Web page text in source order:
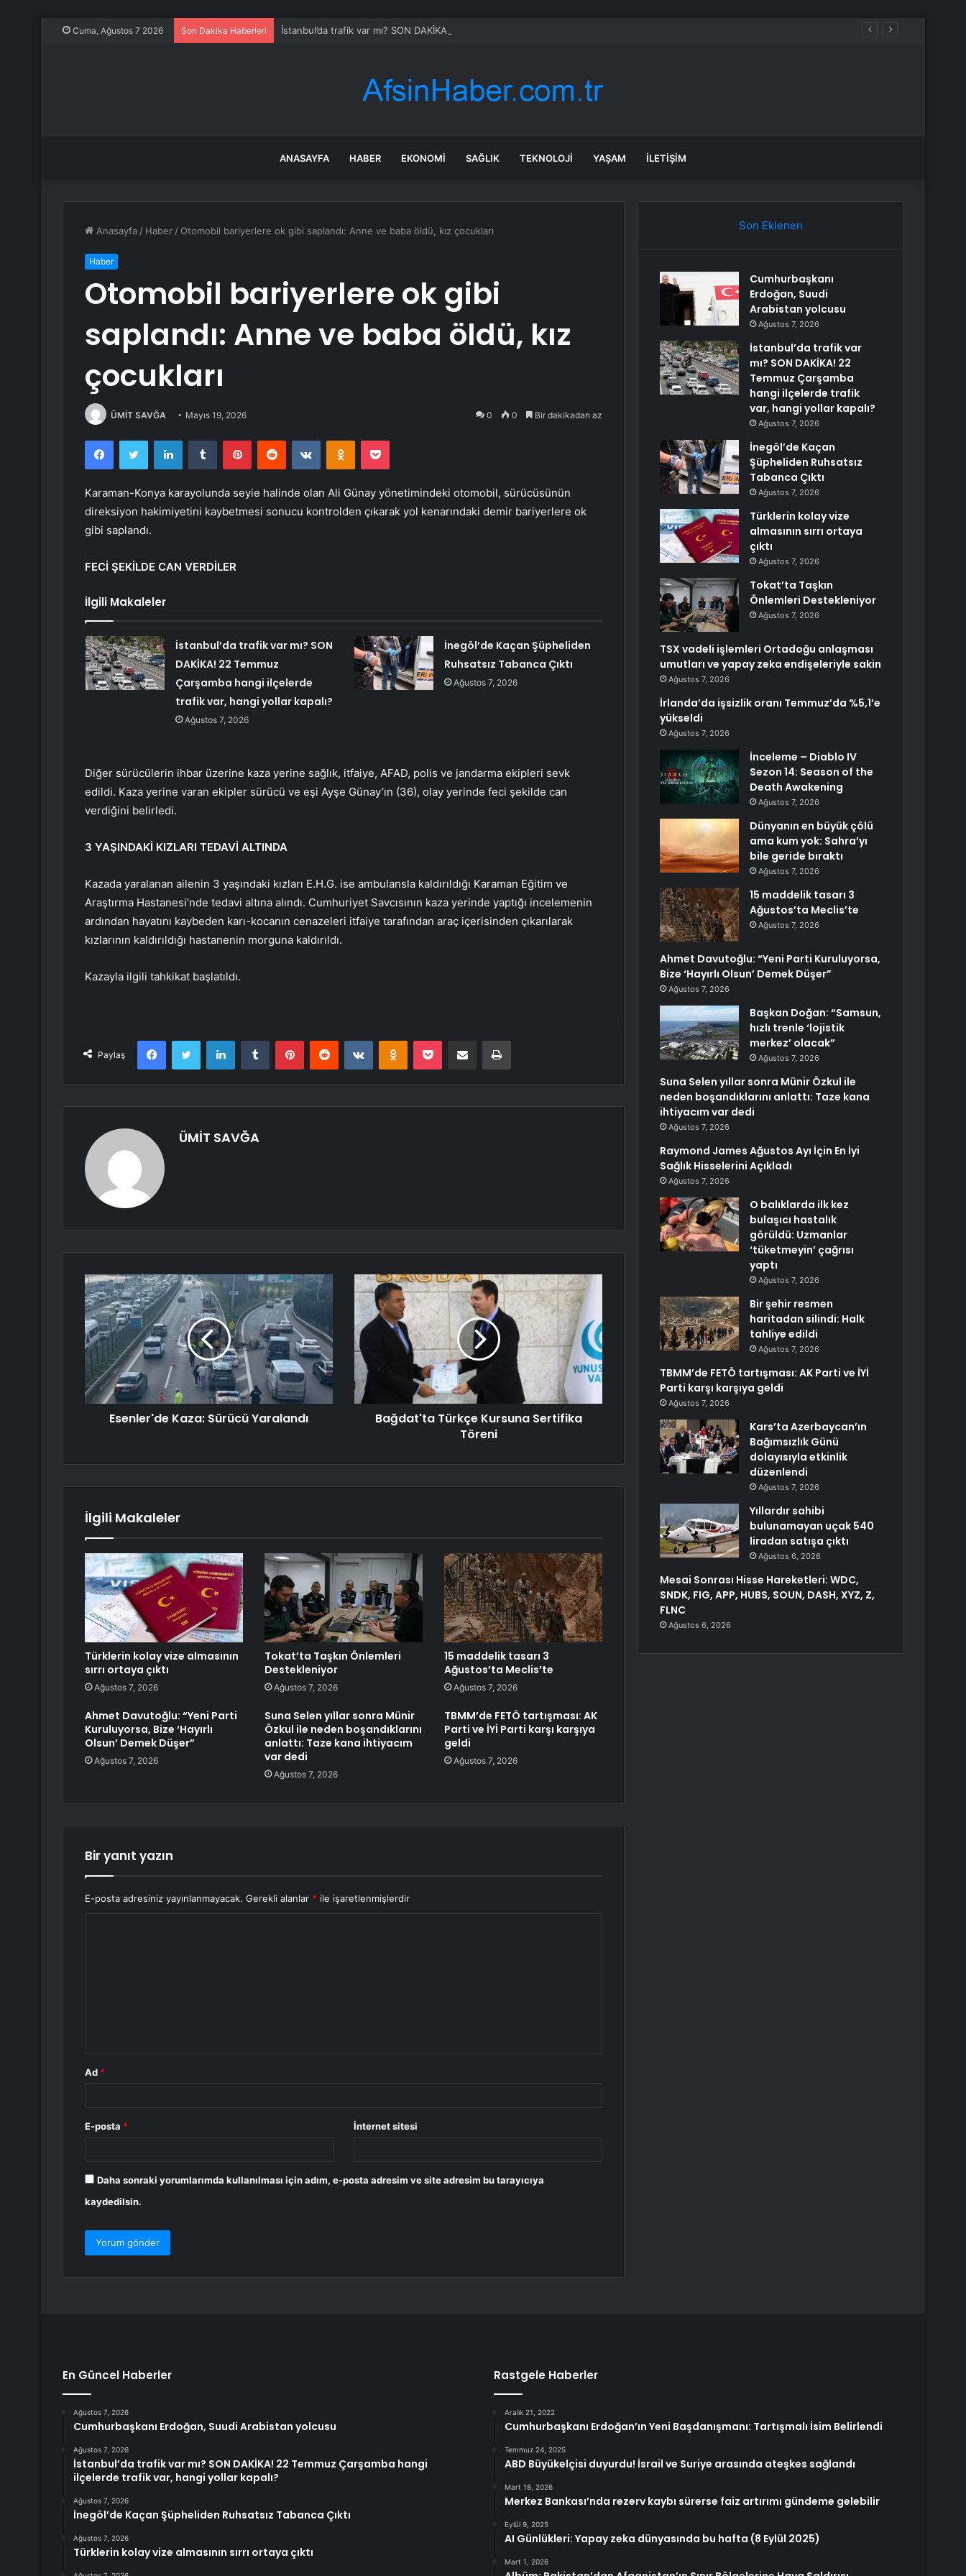
Cuma, Ağustos 7 2026 Son Dakika Haberleri İstanbul’da trafik var mı? SON DAKİKA! 22 Temmuz Çarşamba hangi ilçelerde trafik var, hangi yollar kapalı?
ANASAYFA HABER EKONOMI SAĞLIK TEKNOLOJI YAŞAM İLETIŞIM
Anasayfa / Haber / Otomobil bariyerlere ok gibi saplandı: Anne ve baba öldü, kız çocukları
Haber
Otomobil bariyerlere ok gibi
saplandı: Anne ve baba öldü, kız
çocukları
ÜMİT SAVĞA Mayıs 19, 2026 0 0 Bir dakikadan az
FacebookTwitter LinkedInTumblr PinterestReddit VKontakteOdnoklassniki
Pocket
Karaman-Konya karayolunda seyie halinde olan Ali Günay yönetimindeki otomobil, sürücüsünün
direksiyon hakimiyetini kaybetmesi sonucu kontrolden çıkarak yol kenarındaki demir bariyerlere ok
gibi saplandı.
FECİ ŞEKİLDE CAN VERDİLER
İlgili Makaleler
İstanbul’da trafik var mı? SON
DAKİKA! 22 Temmuz
Çarşamba hangi ilçelerde
trafik var, hangi yollar kapalı?
Ağustos 7, 2026
İnegöl’de Kaçan Şüpheliden
Ruhsatsız Tabanca Çıktı
Ağustos 7, 2026
Diğer sürücülerin ihbar üzerine kaza yerine sağlık, itfaiye, AFAD, polis ve jandarma ekipleri sevk
edildi. Kaza yerine varan ekipler sürücü ve eşi Ayşe Günay’ın (36), olay yerinde feci şekilde can
verdiğini belirledi.
3 YAŞINDAKİ KIZLARI TEDAVİ ALTINDA
Kazada yaralanan ailenin 3 yaşındaki kızları E.H.G. ise ambulansla kaldırıldığı Karaman Eğitim ve
Araştırma Hastanesi’nde tedavi altına alındı. Cumhuriyet Savcısının kaza yerinde yaptığı incelemenin
ardından hayatını kaybeden karı-kocanın cenazeleri itfaiye tarafından araç içerisinden çıkarılarak
kızlarının kaldırıldığı hastanenin morguna kaldırıldı.
Kazayla ilgili tahkikat başlatıldı.
Paylaş
FacebookTwitter LinkedInTumblr PinterestReddit VKontakteOdnoklassniki
Pocket E-Posta ile paylaş Yazdır
ÜMİT SAVĞA
Esenler'de Kaza: Sürücü Yaralandı
Bağdat'ta Türkçe Kursuna Sertifika
Töreni
İlgili Makaleler
Türklerin kolay vize almasının
sırrı ortaya çıktı
Ağustos 7, 2026
Tokat’ta Taşkın Önlemleri
Destekleniyor
Ağustos 7, 2026
15 maddelik tasarı 3
Ağustos’ta Meclis’te
Ağustos 7, 2026
Ahmet Davutoğlu: “Yeni Parti
Kuruluyorsa, Bize ‘Hayırlı
Olsun’ Demek Düşer”
Ağustos 7, 2026
Suna Selen yıllar sonra Münir
Özkul ile neden boşandıklarını
anlattı: Taze kana ihtiyacım
var dedi
Ağustos 7, 2026
TBMM’de FETÖ tartışması: AK
Parti ve İYİ Parti karşı karşıya
geldi
Ağustos 7, 2026
Bir yanıt yazın
E-posta adresiniz yayınlanmayacak. Gerekli alanlar * ile işaretlenmişlerdir
Ad *
E-posta * İnternet sitesi
Daha sonraki yorumlarımda kullanılması için adım, e-posta adresim ve site adresim bu tarayıcıya
kaydedilsin.
Son Eklenen
Cumhurbaşkanı
Erdoğan, Suudi
Arabistan yolcusu
Ağustos 7, 2026
İstanbul’da trafik var
mı? SON DAKİKA! 22
Temmuz Çarşamba
hangi ilçelerde trafik
var, hangi yollar kapalı?
Ağustos 7, 2026
İnegöl’de Kaçan
Şüpheliden Ruhsatsız
Tabanca Çıktı
Ağustos 7, 2026
Türklerin kolay vize
almasının sırrı ortaya
çıktı
Ağustos 7, 2026
Tokat’ta Taşkın
Önlemleri Destekleniyor
Ağustos 7, 2026
TSX vadeli işlemleri Ortadoğu anlaşması
umutları ve yapay zeka endişeleriyle sakin
Ağustos 7, 2026
İrlanda’da işsizlik oranı Temmuz’da %5,1’e
yükseldi
Ağustos 7, 2026
İnceleme – Diablo IV
Sezon 14: Season of the
Death Awakening
Ağustos 7, 2026
Dünyanın en büyük çölü
ama kum yok: Sahra’yı
bile geride bıraktı
Ağustos 7, 2026
15 maddelik tasarı 3
Ağustos’ta Meclis’te
Ağustos 7, 2026
Ahmet Davutoğlu: “Yeni Parti Kuruluyorsa,
Bize ‘Hayırlı Olsun’ Demek Düşer”
Ağustos 7, 2026
Başkan Doğan: “Samsun,
hızlı trenle ‘lojistik
merkez’ olacak”
Ağustos 7, 2026
Suna Selen yıllar sonra Münir Özkul ile
neden boşandıklarını anlattı: Taze kana
ihtiyacım var dedi
Ağustos 7, 2026
Raymond James Ağustos Ayı İçin En İyi
Sağlık Hisselerini Açıkladı
Ağustos 7, 2026
O balıklarda ilk kez
bulaşıcı hastalık
görüldü: Uzmanlar
‘tüketmeyin’ çağrısı
yaptı
Ağustos 7, 2026
Bir şehir resmen
haritadan silindi: Halk
tahliye edildi
Ağustos 7, 2026
TBMM’de FETÖ tartışması: AK Parti ve İYİ
Parti karşı karşıya geldi
Ağustos 7, 2026
Kars’ta Azerbaycan’ın
Bağımsızlık Günü
dolayısıyla etkinlik
düzenlendi
Ağustos 7, 2026
Yıllardır sahibi
bulunamayan uçak 540
liradan satışa çıktı
Ağustos 6, 2026
Mesai Sonrası Hisse Hareketleri: WDC,
SNDK, FIG, APP, HUBS, SOUN, DASH, XYZ, Z,
FLNC
Ağustos 6, 2026
En Güncel Haberler
Ağustos 7, 2026
Cumhurbaşkanı Erdoğan, Suudi Arabistan yolcusu
Ağustos 7, 2026
İstanbul’da trafik var mı? SON DAKİKA! 22 Temmuz Çarşamba hangi
ilçelerde trafik var, hangi yollar kapalı?
Ağustos 7, 2026
İnegöl’de Kaçan Şüpheliden Ruhsatsız Tabanca Çıktı
Ağustos 7, 2026
Türklerin kolay vize almasının sırrı ortaya çıktı
Rastgele Haberler
Aralık 21, 2022
Cumhurbaşkanı Erdoğan’ın Yeni Başdanışmanı: Tartışmalı İsim Belirlendi
Temmuz 24, 2025
ABD Büyükelçisi duyurdu! İsrail ve Suriye arasında ateşkes sağlandı
Mart 18, 2026
Merkez Bankası’nda rezerv kaybı sürerse faiz artırımı gündeme gelebilir
Eylül 9, 2025
AI Günlükleri: Yapay zeka dünyasında bu hafta (8 Eylül 2025)
Mart 1, 2026